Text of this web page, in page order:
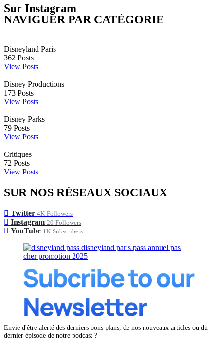
Sur Instagram
NAVIGUER PAR CATÉGORIE
Disneyland Paris
362 Posts
View Posts
Disney Productions
173 Posts
View Posts
Disney Parks
79 Posts
View Posts
Critiques
72 Posts
View Posts
SUR NOS RÉSEAUX SOCIAUX
Twitter 4K Followers
Instagram 20 Followers
YouTube 1K Subscribers
Envie d'être alerté des derniers bons plans, de nos nouveaux articles ou du
dernier épisode de notre podcast ?